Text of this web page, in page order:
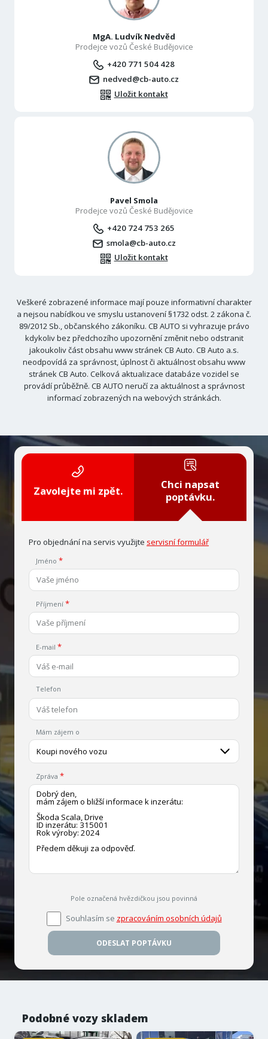
MgA. Ludvík Nedvěd
Prodejce vozů České Budějovice
+420 771 504 428
nedved@cb-auto.cz
Uložit kontakt
Pavel Smola
Prodejce vozů České Budějovice
+420 724 753 265
smola@cb-auto.cz
Uložit kontakt
Veškeré zobrazené informace mají pouze informativní charakter
a nejsou nabídkou ve smyslu ustanovení §1732 odst. 2 zákona č.
89/2012 Sb., občanského zákoníku. CB AUTO si vyhrazuje právo
kdykoliv bez předchozího upozornění změnit nebo odstranit
jakoukoliv část obsahu www stránek CB Auto. CB Auto a.s.
neodpovídá za správnost, úplnost či aktuálnost obsahu www
stránek CB Auto. Celková aktualizace databáze vozidel se
provádí průběžně. CB AUTO neručí za aktuálnost a správnost
informací zobrazených na webových stránkách.
Zavolejte mi zpět.
Chci napsat
poptávku.
Pro objednání na servis využijte servisní formulář
Jméno
Příjmení
E-mail
Telefon
Mám zájem o
Koupi nového vozu
Zpráva
Pole označená hvězdičkou jsou povinná
Souhlasím se zpracováním osobních údajů
ODESLAT POPTÁVKU
Podobné vozy skladem